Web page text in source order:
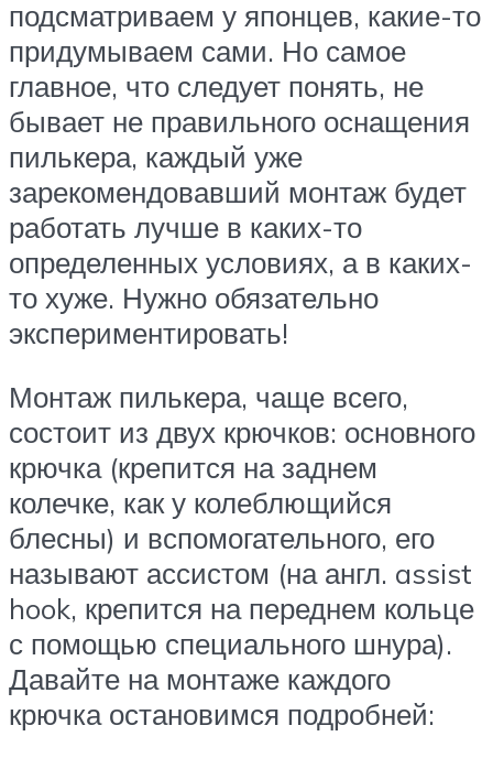
подсматриваем у японцев, какие-то
придумываем сами. Но самое
главное, что следует понять, не
бывает не правильного оснащения
пилькера, каждый уже
зарекомендовавший монтаж будет
работать лучше в каких-то
определенных условиях, а в каких-
то хуже. Нужно обязательно
экспериментировать!
Монтаж пилькера, чаще всего,
состоит из двух крючков: основного
крючка (крепится на заднем
колечке, как у колеблющийся
блесны) и вспомогательного, его
называют ассистом (на англ. assist
hook, крепится на переднем кольце
с помощью специального шнура).
Давайте на монтаже каждого
крючка остановимся подробней: